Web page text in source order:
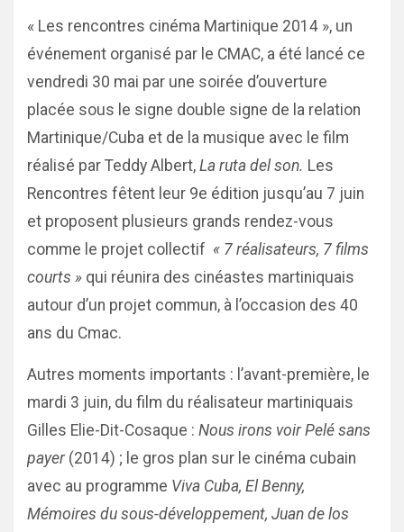
« Les rencontres cinéma Martinique 2014 », un
événement organisé par le CMAC, a été lancé ce
vendredi 30 mai par une soirée d’ouverture
placée sous le signe double signe de la relation
Martinique/Cuba et de la musique avec le film
réalisé par Teddy Albert, La ruta del son. Les
Rencontres fêtent leur 9e édition jusqu’au 7 juin
et proposent plusieurs grands rendez-vous
comme le projet collectif « 7 réalisateurs, 7 films
courts » qui réunira des cinéastes martiniquais
autour d’un projet commun, à l’occasion des 40
ans du Cmac.
Autres moments importants : l’avant-première, le
mardi 3 juin, du film du réalisateur martiniquais
Gilles Elie-Dit-Cosaque : Nous irons voir Pelé sans
payer (2014) ; le gros plan sur le cinéma cubain
avec au programme Viva Cuba, El Benny,
Mémoires du sous-développement, Juan de los